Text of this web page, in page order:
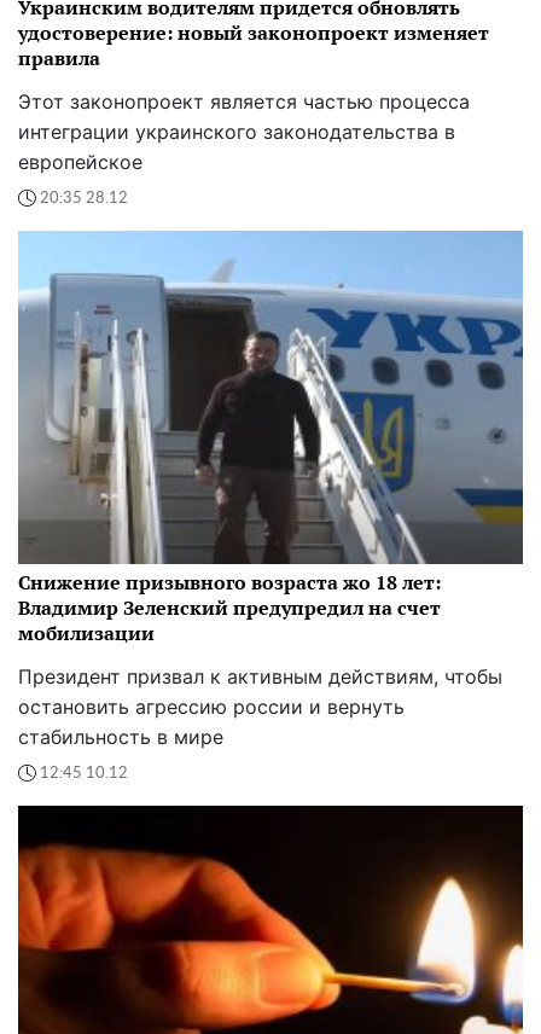
Украинским водителям придется обновлять
удостоверение: новый законопроект изменяет
правила
Этот законопроект является частью процесса
интеграции украинского законодательства в
европейское
20:35 28.12
Снижение призывного возраста жо 18 лет:
Владимир Зеленский предупредил на счет
мобилизации
Президент призвал к активным действиям, чтобы
остановить агрессию россии и вернуть
стабильность в мире
12:45 10.12